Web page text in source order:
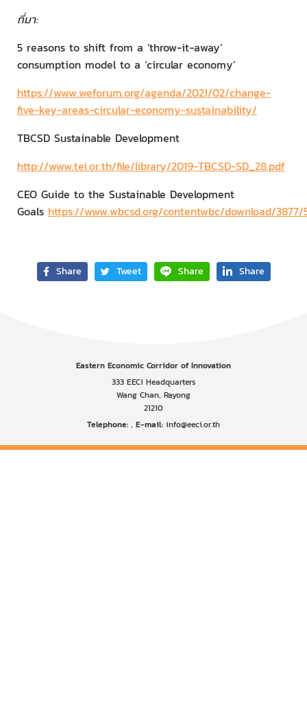
ที่มา:
5 reasons to shift from a ‘throw-it-away’
consumption model to a ‘circular economy’
https://www.weforum.org/agenda/2021/02/change-
five-key-areas-circular-economy-sustainability/
TBCSD Sustainable Development
http://www.tei.or.th/file/library/2019-TBCSD-SD_28.pdf
CEO Guide to the Sustainable Development
Goals https://www.wbcsd.org/contentwbc/download/3877/
Share Tweet Share Share
Eastern Economic Corridor of Innovation
333 EECi Headquarters
Wang Chan, Rayong
21210
Telephone: , E-mail: info@eeci.or.th